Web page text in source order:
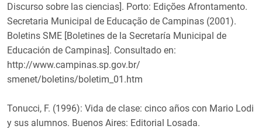
Discurso sobre las ciencias]. Porto: Edições Afrontamento.
Secretaria Municipal de Educação de Campinas (2001).
Boletins SME [Boletines de la Secretaría Municipal de
Educación de Campinas]. Consultado en:
http://www.campinas.sp.gov.br/
smenet/boletins/boletim_01.htm
Tonucci, F. (1996): Vida de clase: cinco años con Mario Lodi
y sus alumnos. Buenos Aires: Editorial Losada.